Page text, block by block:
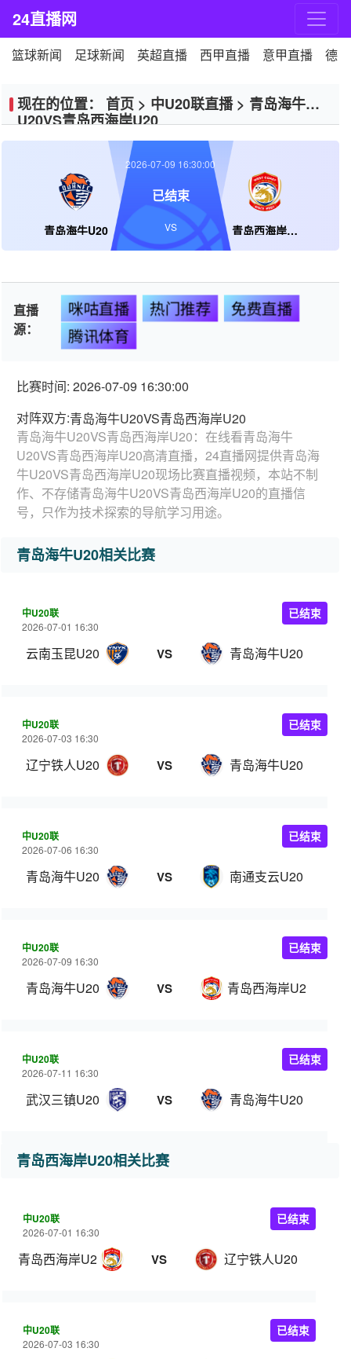
24直播网
篮球新闻 足球新闻 英超直播 西甲直播 意甲直播 德
现在的位置： 首页 > 中U20联直播> 青岛海牛
U20VS青岛西海岸U20
青岛海牛U20 青岛西海岸U20
2026-07-09 16:30:00
已结束
VS
直播
源：
咪咕直播 热门推荐
免费直播
腾讯体育
比赛时间: 2026-07-09 16:30:00
对阵双方:青岛海牛U20VS青岛西海岸U20
青岛海牛U20VS青岛西海岸U20：在线看青岛海牛
U20VS青岛西海岸U20高清直播，24直播网提供青岛海
牛U20VS青岛西海岸U20现场比赛直播视频，本站不制
作、不存储青岛海牛U20VS青岛西海岸U20的直播信
号，只作为技术探索的导航学习用途。
青岛海牛U20相关比赛
中U20联
2026-07-01 16:30
云南玉昆U20 VS 青岛海牛U20
已结束
中U20联
2026-07-03 16:30
辽宁铁人U20 VS 青岛海牛U20
已结束
中U20联
2026-07-06 16:30
青岛海牛U20 VS 南通支云U20
已结束
中U20联
2026-07-09 16:30
青岛海牛U20 VS 青岛西海岸U20
已结束
中U20联
2026-07-11 16:30
武汉三镇U20 VS 青岛海牛U20
已结束
青岛西海岸U20相关比赛
中U20联
2026-07-01 16:30
青岛西海岸U20 VS 辽宁铁人U20
已结束
中U20联
2026-07-03 16:30
已结束